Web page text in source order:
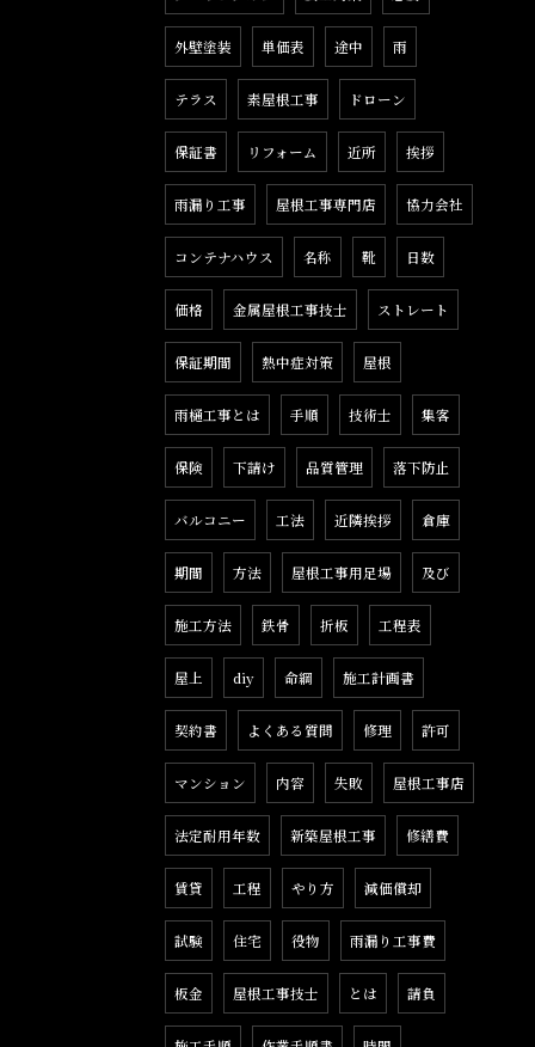
外壁塗装 単価表 途中 雨
テラス 素屋根工事 ドローン
保証書 リフォーム 近所 挨拶
雨漏り工事 屋根工事専門店 協力会社
コンテナハウス 名称 靴 日数
価格 金属屋根工事技士 ストレート
保証期間 熱中症対策 屋根
雨樋工事とは 手順 技術士 集客
保険 下請け 品質管理 落下防止
バルコニー 工法 近隣挨拶 倉庫
期間 方法 屋根工事用足場 及び
施工方法 鉄骨 折板 工程表
屋上 diy 命綱 施工計画書
契約書 よくある質問 修理 許可
マンション 内容 失敗 屋根工事店
法定耐用年数 新築屋根工事 修繕費
賃貸 工程 やり方 減価償却
試験 住宅 役物 雨漏り工事費
板金 屋根工事技士 とは 請負